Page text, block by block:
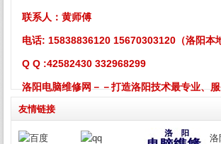
联系人：黄师傅
电话: 15838836120 15670303120 （洛阳
Q Q :42582430 332968299
洛阳电脑维修网－－打造洛阳技术最专业、
友情链接
洛